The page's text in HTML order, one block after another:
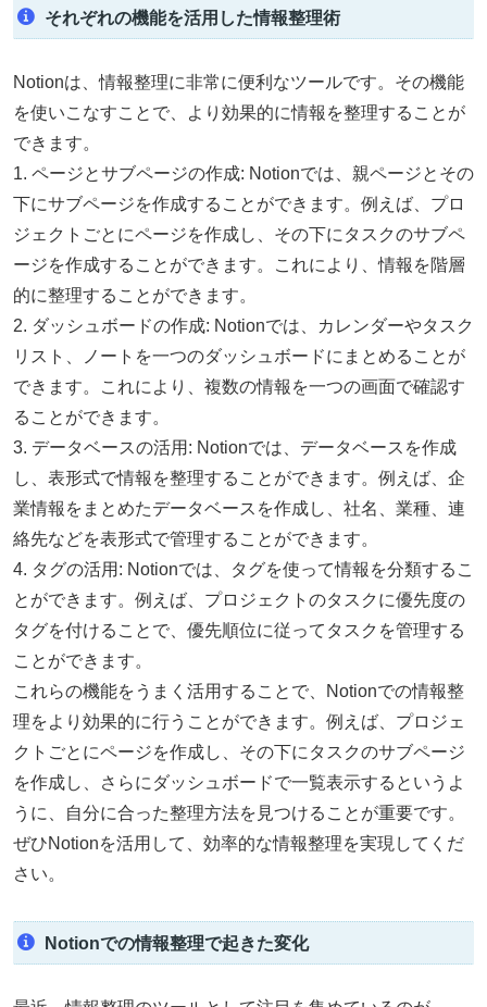
それぞれの機能を活用した情報整理術
Notionは、情報整理に非常に便利なツールです。その機能
を使いこなすことで、より効果的に情報を整理することが
できます。
1. ページとサブページの作成: Notionでは、親ページとその
下にサブページを作成することができます。例えば、プロ
ジェクトごとにページを作成し、その下にタスクのサブペ
ージを作成することができます。これにより、情報を階層
的に整理することができます。
2. ダッシュボードの作成: Notionでは、カレンダーやタスク
リスト、ノートを一つのダッシュボードにまとめることが
できます。これにより、複数の情報を一つの画面で確認す
ることができます。
3. データベースの活用: Notionでは、データベースを作成
し、表形式で情報を整理することができます。例えば、企
業情報をまとめたデータベースを作成し、社名、業種、連
絡先などを表形式で管理することができます。
4. タグの活用: Notionでは、タグを使って情報を分類するこ
とができます。例えば、プロジェクトのタスクに優先度の
タグを付けることで、優先順位に従ってタスクを管理する
ことができます。
これらの機能をうまく活用することで、Notionでの情報整
理をより効果的に行うことができます。例えば、プロジェ
クトごとにページを作成し、その下にタスクのサブページ
を作成し、さらにダッシュボードで一覧表示するというよ
うに、自分に合った整理方法を見つけることが重要です。
ぜひNotionを活用して、効率的な情報整理を実現してくだ
さい。
Notionでの情報整理で起きた変化